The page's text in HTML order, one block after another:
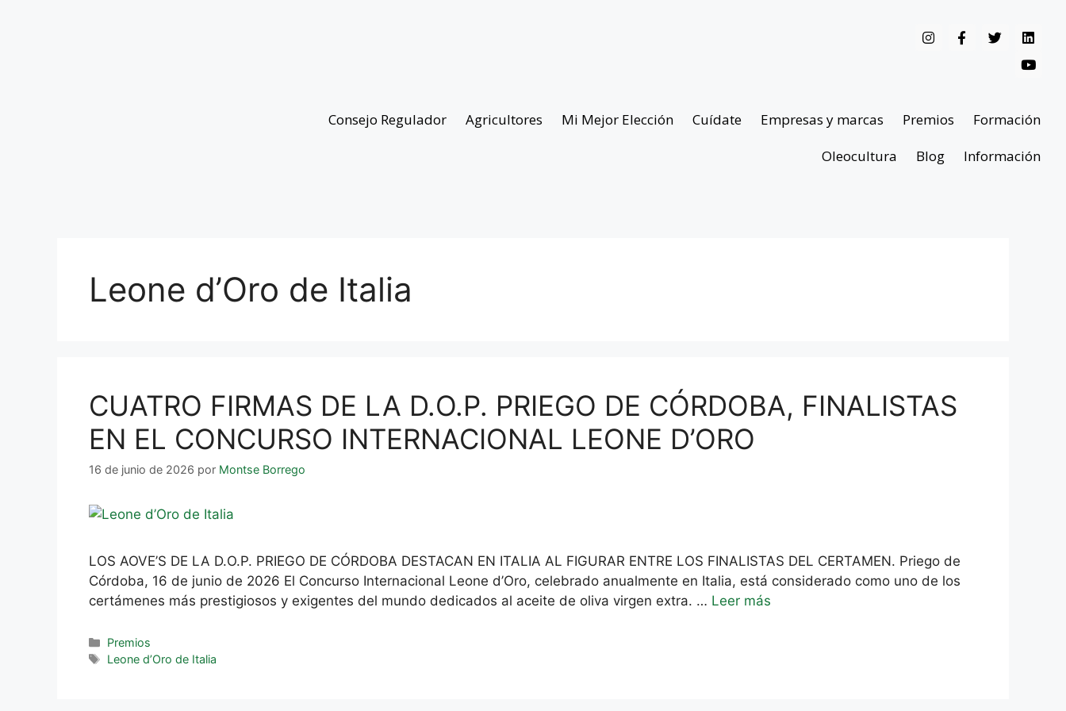
Consejo Regulador Agricultores Mi Mejor Elección Cuídate Empresas y marcas Premios
Formación
Oleocultura
Blog Información
Leone d’Oro de Italia
CUATRO FIRMAS DE LA D.O.P. PRIEGO DE CÓRDOBA, FINALISTAS
EN EL CONCURSO INTERNACIONAL LEONE D’ORO
16 de junio de 2026 por Montse Borrego
LOS AOVE’S DE LA D.O.P. PRIEGO DE CÓRDOBA DESTACAN EN ITALIA AL FIGURAR ENTRE LOS FINALISTAS DEL CERTAMEN. Priego de
Córdoba, 16 de junio de 2026 El Concurso Internacional Leone d’Oro, celebrado anualmente en Italia, está considerado como uno de los
certámenes más prestigiosos y exigentes del mundo dedicados al aceite de oliva virgen extra. … Leer más
Premios
Leone d’Oro de Italia